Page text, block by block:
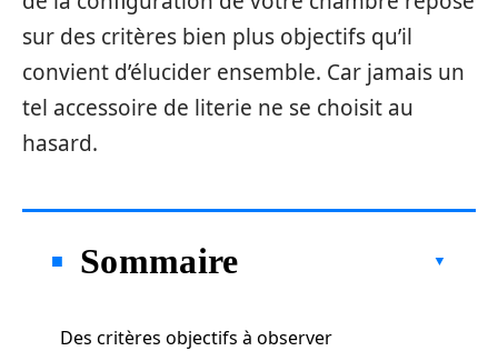
sur des critères bien plus objectifs qu’il
convient d’élucider ensemble. Car jamais un
tel accessoire de literie ne se choisit au
hasard.
Sommaire
Des critères objectifs à observer